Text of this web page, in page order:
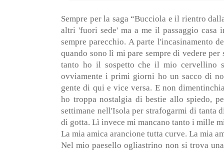
Sempre per la saga “Bucciola e il rientro
altri 'fuori sede' ma a me il passaggio casa
sempre parecchio. A parte l'incasinamento
quando sono lì mi pare sempre di vedere
tanto ho il sospetto che il mio cervellino
ovviamente i primi giorni ho un sacco di
gente di qui e vice versa. E non
ho troppa nostalgia di bestie allo spiedo,
settimane nell'Isola per strafogarmi di tanta
di gotta. Lì invece mi mancano tanto i mille
La mia amica arancione tutta curve. La mia
Nel mio paesello ogliastrino non si trova